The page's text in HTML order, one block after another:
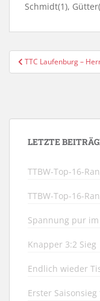
Schmidt(1),
TTC Laufenburg –
LETZTE
TTBW-Top-16-
TTBW-Top-16-
Spannung pur
Knapper 3:2 Sieg
Endlich wieder
Erster